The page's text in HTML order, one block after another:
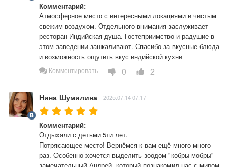
Комментарий:
Атмосферное место с интересными локациями и чистым
свежим воздухом. Отдельного внимания заслуживает
ресторан Индийская душа. Гостеприимство и радушие в
этом заведении зашкаливают. Спасибо за вкусные блюда
и возможность ощутить вкус индийской кухни
Комментировать 0 2
Нина Шумилина 2025.07.14 07:17
Комментарий:
Отдыхали с детьми 5ти лет.
Потрясающее место! Вернёмся к вам ещё много много
раз. Особенно хочется выделить зоодом "кобры-мобры" -
замечательный Андрей, который познакомил нас с миром